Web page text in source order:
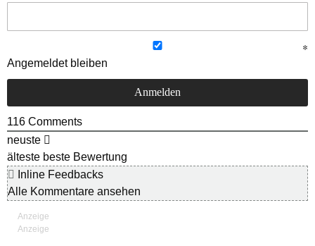
Angemeldet bleiben
116 Comments
neuste
älteste beste Bewertung
Inline Feedbacks
Alle Kommentare ansehen